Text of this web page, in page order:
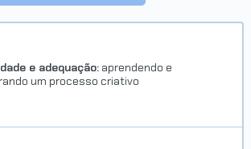
e adequação: aprendendo e
um processo criativo